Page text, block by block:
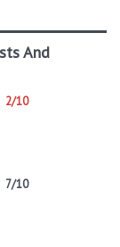
And
2/10
7/10